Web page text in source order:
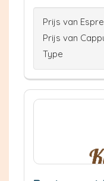
Prijs van
Prijs van
Type